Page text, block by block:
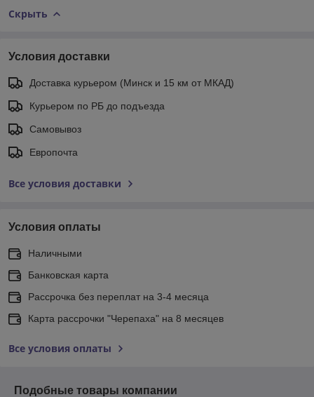
Скрыть
Условия доставки
Доставка курьером (Минск и 15 км от МКАД)
Курьером по РБ до подъезда
Самовывоз
Европочта
Все условия доставки
Условия оплаты
Наличными
Банковская карта
Рассрочка без переплат на 3-4 месяца
Карта рассрочки "Черепаха" на 8 месяцев
Все условия оплаты
Подобные товары компании